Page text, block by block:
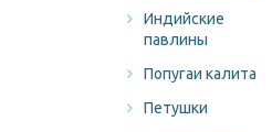
Индийские
павлины
Попугаи калита
Петушки